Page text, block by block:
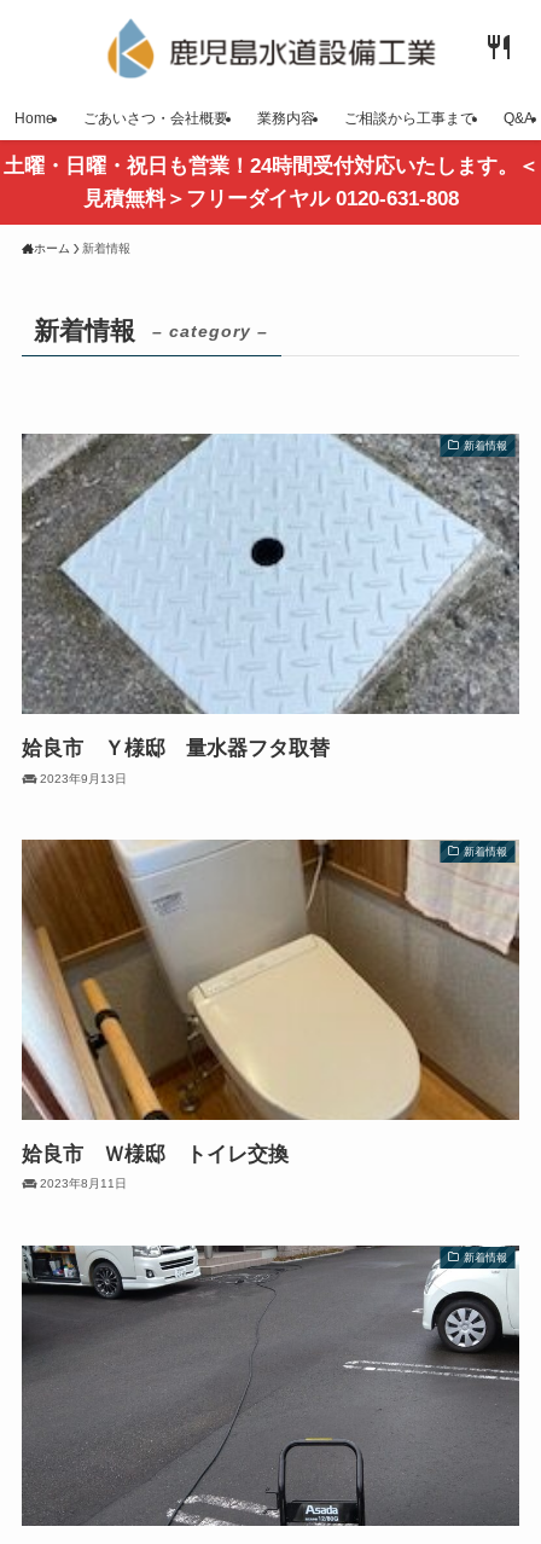
Home ごあいさつ・会社概要 業務内容 ご相談から工事まで Q&A
土曜・日曜・祝日も営業！24時間受付対応いたします。＜
見積無料＞フリーダイヤル 0120-631-808
ホーム 新着情報
新着情報 – category –
新着情報
姶良市 Ｙ様邸 量水器フタ取替
2023年9月13日
新着情報
姶良市 Ｗ様邸 トイレ交換
2023年8月11日
新着情報